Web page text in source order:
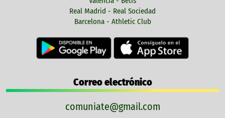
Real Madrid - Real Sociedad
Barcelona - Athletic Club
Correo electrónico
comuniate@gmail.com